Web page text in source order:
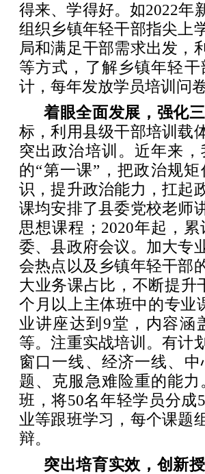
得来、学得好。如2022年
组织乡镇年轻干部指尖上
局和满足干部需求出发，
等方式，了解乡镇年轻
计，每年发放学员培训问
着眼全面发展，强化三
标，利用县级干部培训载
突出政治培训。近年来
的“第一课”，把政治规
识，提升政治能力，扛起
课均安排了县委党校老师
思想课程；2020年起，
委、县政府会议。加大专
会热点以及乡镇年轻干部
大业务课占比，不断提升
个月以上主体班中的专业
业讲座达到9堂，内容涵
等。注重实战培训。有计
窗口一线、经济一线、
题、克服急难险重的能
班，将50名年轻学员分成
业等跟班学习，每个课题
辩。
突出培育实效，创新